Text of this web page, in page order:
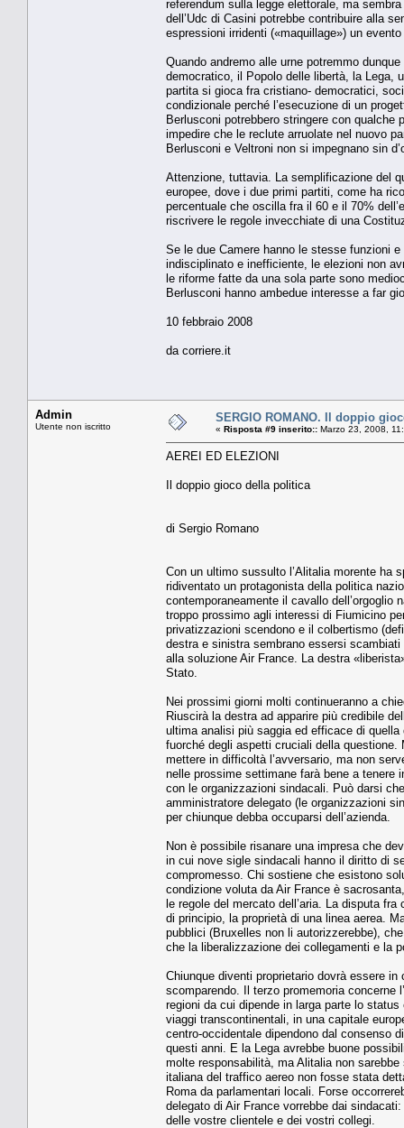
referendum sulla legge elettorale, ma
dell’Udc di Casini potrebbe contribuire alla
espressioni irridenti («maquillage») un
Quando andremo alle urne potremmo
democratico, il Popolo delle libertà, la Lega,
partita si gioca fra cristiano- democratici,
condizionale perché l’esecuzione di un
Berlusconi potrebbero stringere con
impedire che le reclute arruolate nel nuovo
Berlusconi e Veltroni non si impegnano sin
Attenzione, tuttavia. La semplificazione del
europee, dove i due primi partiti, come ha
percentuale che oscilla fra il 60 e il 70%
riscrivere le regole invecchiate di una
Se le due Camere hanno le stesse funzioni
indisciplinato e inefficiente, le elezioni non
le riforme fatte da una sola parte sono
Berlusconi hanno ambedue interesse a far
10 febbraio 2008
da corriere.it
Admin
Utente non iscritto
SERGIO ROMANO. Il doppio
« Risposta #9 inserito:: Marzo 23, 2008,
AEREI ED ELEZIONI
Il doppio gioco della politica
di Sergio Romano
Con un ultimo sussulto l’Alitalia morente ha
ridiventato un protagonista della politica
contemporaneamente il cavallo
troppo prossimo agli interessi di Fiumicino
privatizzazioni scendono e il colbertismo
destra e sinistra sembrano essersi
alla soluzione Air France. La destra
Stato.
Nei prossimi giorni molti continueranno a
Riuscirà la destra ad apparire più credibile
ultima analisi più saggia ed efficace di
fuorché degli aspetti cruciali della
mettere in difficoltà l’avversario, ma non
nelle prossime settimane farà bene a tenere
con le organizzazioni sindacali. Può darsi
amministratore delegato (le organizzazioni
per chiunque debba occuparsi dell’azienda.
Non è possibile risanare una impresa che
in cui nove sigle sindacali hanno il diritto di
compromesso. Chi sostiene che esistono
condizione voluta da Air France è
le regole del mercato dell’aria. La disputa
di principio, la proprietà di una linea aerea.
pubblici (Bruxelles non li autorizzerebbe),
che la liberalizzazione dei collegamenti e la
Chiunque diventi proprietario dovrà essere
scomparendo. Il terzo promemoria concerne
regioni da cui dipende in larga parte lo
viaggi transcontinentali, in una capitale
centro-occidentale dipendono dal consenso
questi anni. E la Lega avrebbe buone
molte responsabilità, ma Alitalia non
italiana del traffico aereo non fosse stata
Roma da parlamentari locali. Forse
delegato di Air France vorrebbe dai
delle vostre clientele e dei vostri collegi.